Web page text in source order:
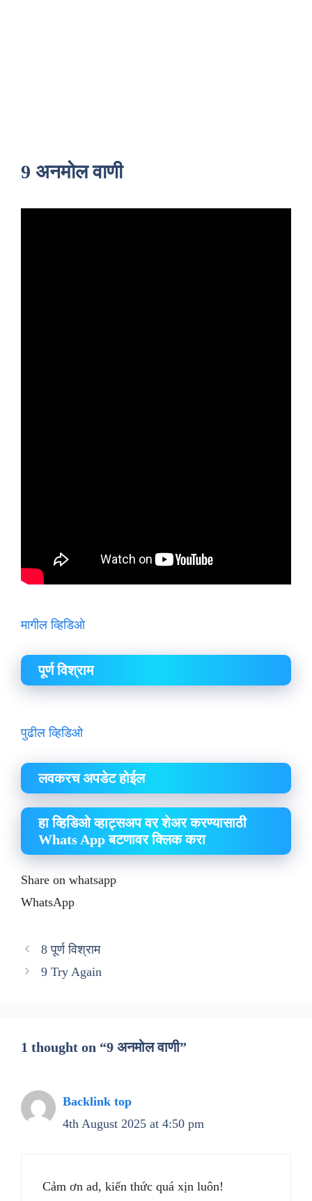
9 अनमोल वाणी
मागील व्हिडिओ
पूर्ण विश्राम
पुढील व्हिडिओ
लवकरच अपडेट होईल
हा व्हिडिओ व्हाट्सअप वर शेअर करण्यासाठी
Whats App बटणावर क्लिक करा
Share on whatsapp
WhatsApp
8 पूर्ण विश्राम
9 Try Again
1 thought on “9 अनमोल वाणी”
Backlink top
4th August 2025 at 4:50 pm
Cảm ơn ad, kiến thức quá xịn luôn!